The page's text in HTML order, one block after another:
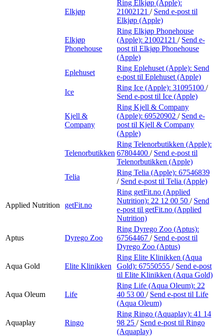
Elkjøp
Ring Elkjøp (Apple):
21002121 / Send e-post til
Elkjøp (Apple)
Elkjøp
Phonehouse
Ring Elkjøp Phonehouse
(Apple): 21002121 / Send e-
post til Elkjøp Phonehouse
(Apple)
Eplehuset
Ring Eplehuset (Apple): Send
e-post til Eplehuset (Apple)
Ice
Ring Ice (Apple): 31095100 /
Send e-post til Ice (Apple)
Kjell &
Company
Ring Kjell & Company
(Apple): 69520902 / Send e-
post til Kjell & Company
(Apple)
Telenorbutikken
Ring Telenorbutikken (Apple):
67804400 / Send e-post til
Telenorbutikken (Apple)
Telia
Ring Telia (Apple): 67546839
/ Send e-post til Telia (Apple)
Applied Nutrition getFit.no
Ring getFit.no (Applied
Nutrition): 22 12 00 50 / Send
e-post til getFit.no (Applied
Nutrition)
Aptus Dyrego Zoo
Ring Dyrego Zoo (Aptus):
67564467 / Send e-post til
Dyrego Zoo (Aptus)
Aqua Gold Elite Klinikken
Ring Elite Klinikken (Aqua
Gold): 67550555 / Send e-post
til Elite Klinikken (Aqua Gold)
Aqua Oleum Life
Ring Life (Aqua Oleum): 22
40 53 00 / Send e-post til Life
(Aqua Oleum)
Aquaplay Ringo
Ring Ringo (Aquaplay): 41 14
98 25 / Send e-post til Ringo
(Aquaplay)